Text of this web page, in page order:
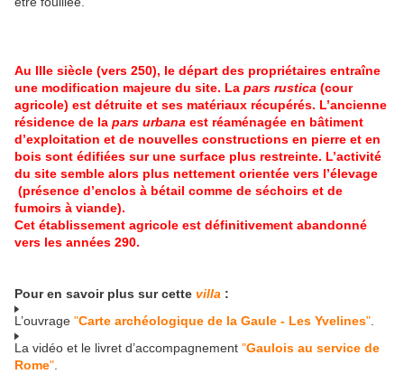
Au IIIe siècle (vers 250), le départ des propriétaires entraîne
une modification majeure du site. La pars rustica (cour
agricole) est détruite et ses matériaux récupérés. L’ancienne
résidence de la pars urbana est réaménagée en bâtiment
d’exploitation et de nouvelles constructions en pierre et en
bois sont édifiées sur une surface plus restreinte. L’activité
du site semble alors plus nettement orientée vers l’élevage
(présence d’enclos à bétail comme de séchoirs et de
fumoirs à viande).
Cet établissement agricole est définitivement abandonné
vers les années 290.
Pour en savoir plus sur cette villa :
L’ouvrage "Carte archéologique de la Gaule - Les Yvelines".
La vidéo et le livret d’accompagnement "Gaulois au service de
Rome".